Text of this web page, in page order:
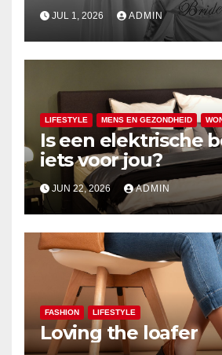
JUL 1, 2026 ADMIN
LIFESTYLE MENS EN GEZONDHEID
Is een elektrische
iets voor jou?
JUN 22, 2026 ADMIN
FASHION LIFESTYLE
Loving the loafer